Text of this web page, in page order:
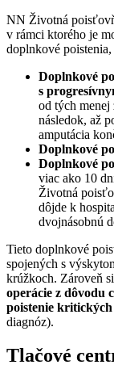
NN Životná
v rámci ktorého je
doplnkové poistenia,
Doplnkové
s
od tých menej
následok, až
amputácia
Doplnkové
Doplnkové
viac ako 10
Životná
dôjde k
dvojnásobnú
Tieto doplnkové
spojených s
krúžkoch. Zároveň
operácie z dôvodu
poistenie
diagnóz).
Tlačové